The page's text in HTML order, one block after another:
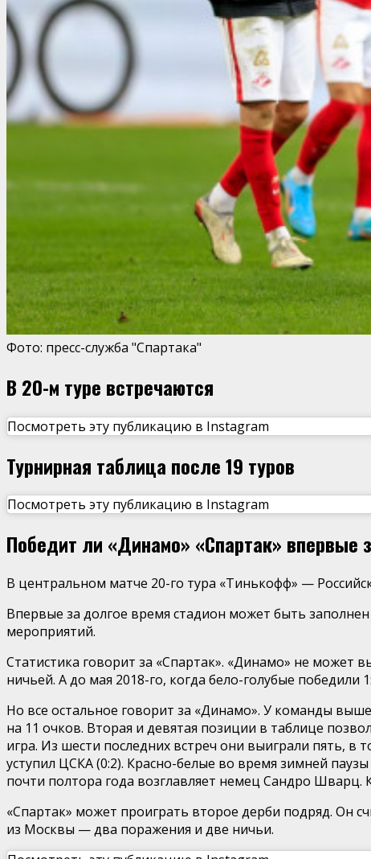
Фото: пресс-служба "Спартака"
В 20-м туре встречаются
Посмотреть эту публикацию в Instagram
Турнирная таблица после 19 туров
Посмотреть эту публикацию в Instagram
Победит ли «Динамо» «Спартак» впервые
В центральном матче 20-го тура «Тинькофф» —
Впервые за долгое время стадион может быть
мероприятий.
Статистика говорит за «Спартак». «Динамо» не может
ничьей. А до мая 2018-го, когда бело-голубые
Но все остальное говорит за «Динамо». У команды
на 11 очков. Вторая и девятая позиции в таблице
игра. Из шести последних встреч они выиграли пять, в
уступил ЦСКА (0:2). Красно-белые во время зимней
почти полтора года возглавляет немец Сандро Шварц.
«Спартак» может проиграть второе дерби подряд. Он
из Москвы — два поражения и две ничьи.